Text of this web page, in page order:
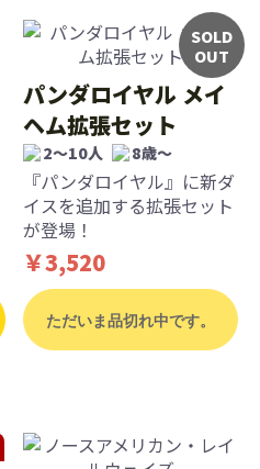
SOLD
OUT
パンダロイヤル メイ
ヘム拡張セット
2〜10人 8歳〜
『パンダロイヤル』に新ダ
イスを追加する拡張セット
が登場！
￥3,520
ただいま品切れ中です。